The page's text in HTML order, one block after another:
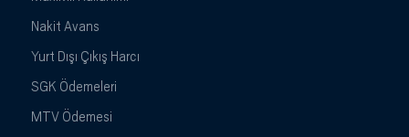
Nakit Avans
Yurt Dışı Çıkış Harcı
SGK Ödemeleri
MTV Ödemesi